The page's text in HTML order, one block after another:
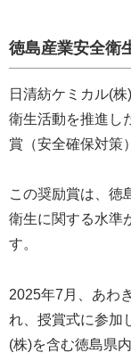
徳島産業安全衛
日清紡ケミカル(
衛生活動を推進し
賞（安全確保対策
この奨励賞は、徳
衛生に関する水準
す。
2025年7月、あわ
れ、授賞式に参加
(株)を含む徳島県